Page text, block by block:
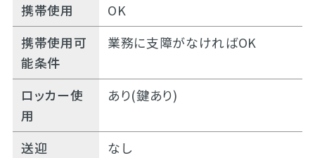
携帯使用
OK
携帯使用可
能条件
業務に支障がなければOK
ロッカー使
用
あり(鍵あり)
送迎
なし